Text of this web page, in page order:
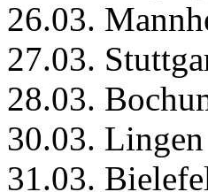
26.03.
27.03.
28.03.
30.03. Lingen
31.03.